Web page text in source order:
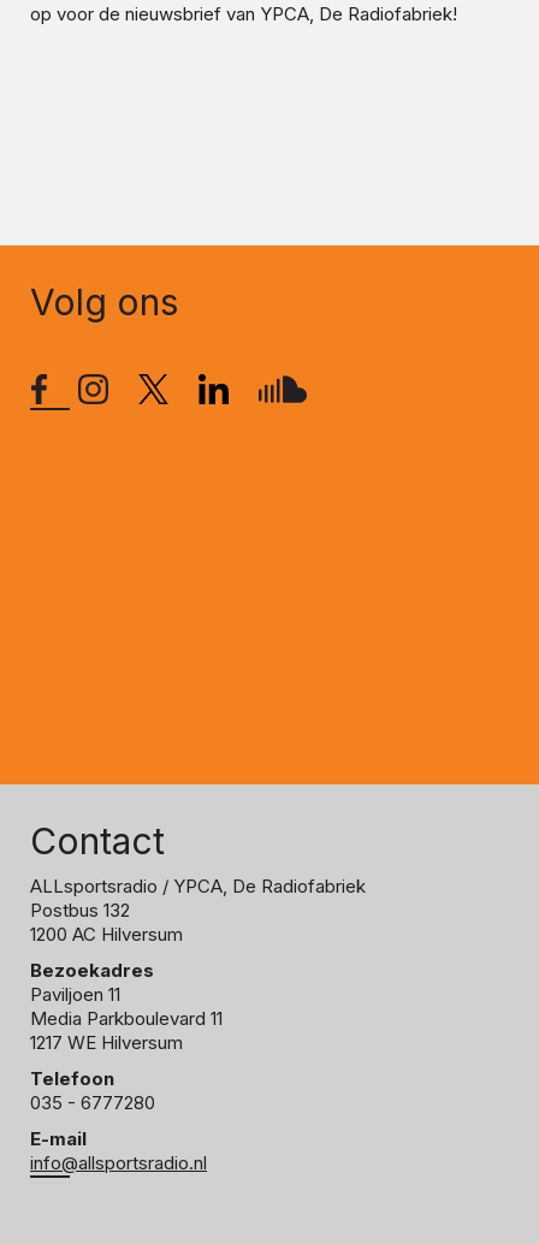
op voor de nieuwsbrief van YPCA, De Radiofabriek!
Volg ons
Contact
ALLsportsradio / YPCA, De Radiofabriek
Postbus 132
1200 AC Hilversum
Bezoekadres
Paviljoen 11
Media Parkboulevard 11
1217 WE Hilversum
Telefoon
035 - 6777280
E-mail
info@allsportsradio.nl